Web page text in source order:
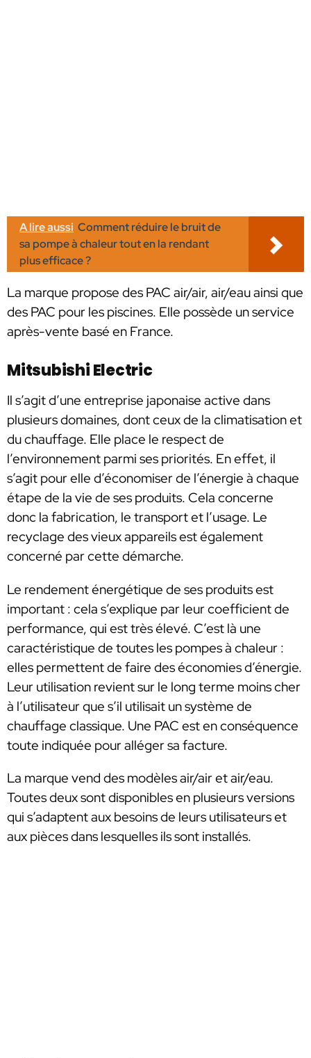
A lire aussi Comment réduire le bruit de
sa pompe à chaleur tout en la rendant
plus efficace ?
La marque propose des PAC air/air, air/eau ainsi que
des PAC pour les piscines. Elle possède un service
après-vente basé en France.
Mitsubishi Electric
Il s’agit d’une entreprise japonaise active dans
plusieurs domaines, dont ceux de la climatisation et
du chauffage. Elle place le respect de
l’environnement parmi ses priorités. En effet, il
s’agit pour elle d’économiser de l’énergie à chaque
étape de la vie de ses produits. Cela concerne
donc la fabrication, le transport et l’usage. Le
recyclage des vieux appareils est également
concerné par cette démarche.
Le rendement énergétique de ses produits est
important : cela s’explique par leur coefficient de
performance, qui est très élevé. C’est là une
caractéristique de toutes les pompes à chaleur :
elles permettent de faire des économies d’énergie.
Leur utilisation revient sur le long terme moins cher
à l’utilisateur que s’il utilisait un système de
chauffage classique. Une PAC est en conséquence
toute indiquée pour alléger sa facture.
La marque vend des modèles air/air et air/eau.
Toutes deux sont disponibles en plusieurs versions
qui s’adaptent aux besoins de leurs utilisateurs et
aux pièces dans lesquelles ils sont installés.